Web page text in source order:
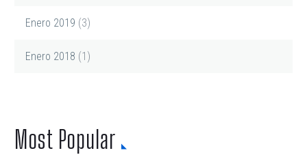
Enero 2019 (3)
Enero 2018 (1)
Most Popular